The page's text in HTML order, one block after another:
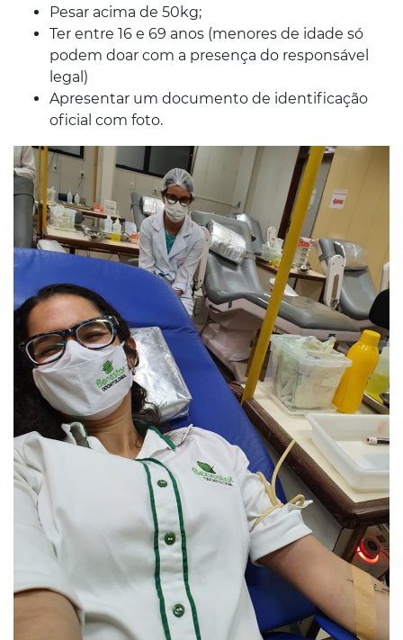
Pesar acima de 50kg;
Ter entre 16 e 69 anos (menores de idade só
podem doar com a presença do responsável
legal)
Apresentar um documento de identificação
oficial com foto.